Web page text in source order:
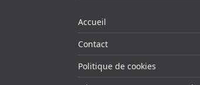
Accueil
Contact
Politique de cookies